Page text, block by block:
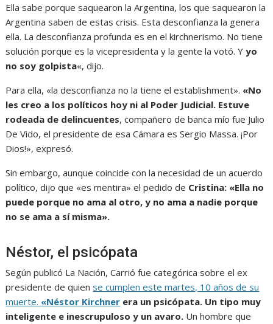
Ella sabe porque saquearon la Argentina, los que saquearon la
Argentina saben de estas crisis. Esta desconfianza la genera
ella. La desconfianza profunda es en el kirchnerismo. No tiene
solución porque es la vicepresidenta y la gente la votó. Y yo
no soy golpista«, dijo.
Para ella, «la desconfianza no la tiene el establishment». «No
les creo a los políticos hoy ni al Poder Judicial. Estuve
rodeada de delincuentes, compañero de banca mío fue Julio
De Vido, el presidente de esa Cámara es Sergio Massa. ¡Por
Dios!», expresó.
Sin embargo, aunque coincide con la necesidad de un acuerdo
político, dijo que «es mentira» el pedido de Cristina: «Ella no
puede porque no ama al otro, y no ama a nadie porque
no se ama a sí misma».
Néstor, el psicópata
Según publicó La Nación, Carrió fue categórica sobre el ex
presidente de quiense cumplen este martes, 10 años de su
muerte. «Néstor Kirchner era un psicópata. Un tipo muy
inteligente e inescrupuloso y un avaro. Un hombre que